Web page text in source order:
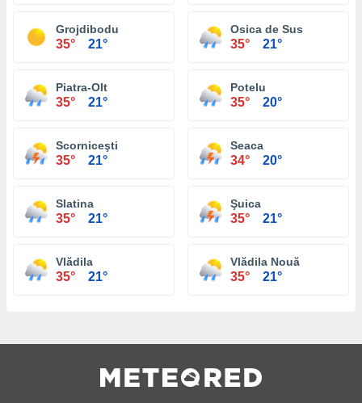
Grojdibodu
35° 21°
Osica de Sus
35° 21°
Piatra-Olt
35° 21°
Potelu
35° 20°
Scorniceşti
35° 21°
Seaca
34° 20°
Slatina
35° 21°
Şuica
35° 21°
Vlădila
35° 21°
Vlădila Nouă
35° 21°